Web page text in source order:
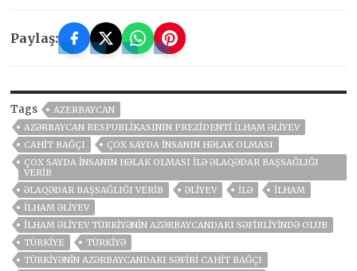
Paylaş:
Tags
AZERBAYCAN
AZƏRBAYCAN RESPUBLIKASININ PREZIDENTI İLHAM ƏLIYEV
CAHIT BAĞÇI
ÇOX SAYDA INSANIN HƏLAK OLMASI
ÇOX SAYDA INSANIN HƏLAK OLMASI ILƏ ƏLAQƏDAR BAŞSAĞLIĞI
VERIB
ƏLAQƏDAR BAŞSAĞLIĞI VERIB
ƏLIYEV ILƏ
İLHAM
İLHAM ƏLIYEV
İLHAM ƏLIYEV TÜRKIYƏNIN AZƏRBAYCANDAKI SƏFIRLIYINDƏ OLUB
TÜRKİYE
TÜRKIYƏ
TÜRKIYƏNIN AZƏRBAYCANDAKI SƏFIRI CAHIT BAĞÇI